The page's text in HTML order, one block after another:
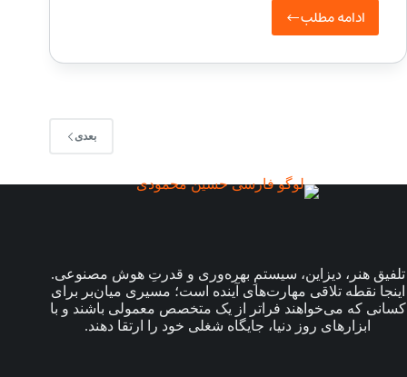
ادامه مطلب
آموزش
بعدی
تلفیق هنر، دیزاین، سیستمِ بهره‌وری و قدرتِ هوش مصنوعی.
اینجا نقطه تلاقی مهارت‌های آینده است؛ مسیری میان‌بر برای
کسانی که می‌خواهند فراتر از یک متخصص معمولی باشند و با
ابزارهای روز دنیا، جایگاه شغلی خود را ارتقا دهند.